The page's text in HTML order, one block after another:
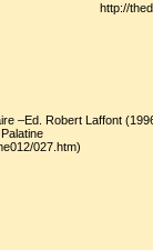
et de
http://
–Ed. Robert Laffont
027.htm)